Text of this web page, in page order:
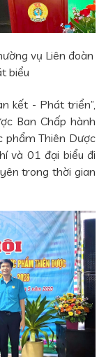
vụ Liên đoàn
biểu
kết - Phát triển”,
Ban Chấp hành
phẩm Thiên Dược
và 01 đại biểu đi
trong thời gian